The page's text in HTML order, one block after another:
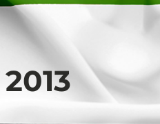
2013 -دبي